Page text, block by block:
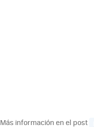
Más información en el post